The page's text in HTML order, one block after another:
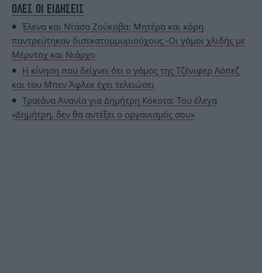
ΟΛΕΣ ΟΙ ΕΙΔΗΣΕΙΣ
Έλενα και Ντάσα Ζούκοβα: Mητέρα και κόρη
παντρεύτηκαν δισεκατομμυριούχους -Οι γάμοι χλιδής με
Μέρντοχ και Νιάρχο
Η κίνηση που δείχνει ότι ο γάμος της Τζένιφερ Λόπεζ
και του Μπεν Άφλεκ έχει τελειώσει
Τραϊάνα Ανανία για Δημήτρη Κόκοτα: Του έλεγα
«Δημήτρη, δεν θα αντέξει ο οργανισμός σου»